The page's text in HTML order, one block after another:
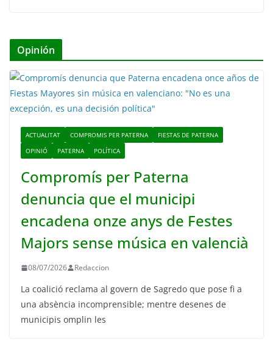
Opinión
ACTUALITAT COMPROMIS PER PATERNA
FIESTAS DE PATERNA
OPINIÓ
PATERNA POLÍTICA
Compromís per Paterna
denuncia que el municipi
encadena onze anys de Festes
Majors sense música en valencià
08/07/2026 Redaccion
La coalició reclama al govern de Sagredo que pose fi a
una absència incomprensible; mentre desenes de
municipis omplin les